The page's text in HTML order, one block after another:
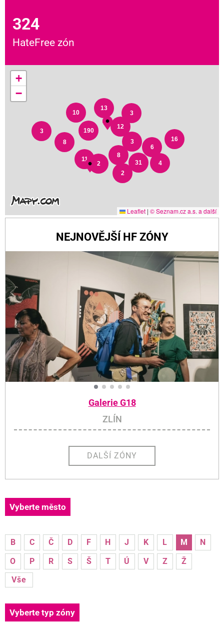
324
HateFree zón
3
2
16
2
6
4
8
31
3
3
13
12
10
8
11
190
+
−
Leaflet | © Seznam.cz a.s. a další
NEJNOVĚJŠÍ HF ZÓNY
Galerie G18
ZLÍN
DALŠÍ ZÓNY
Vyberte město
B C Č D F H J K L M
N
O
P R S Š T Ú V Z
Ž
Vše
Vyberte typ zóny